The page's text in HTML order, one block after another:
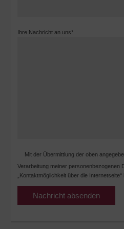
Ihre Nachricht an uns*
Mit der Übermittlung der oben
Verarbeitung meiner personenbezogenen
„Kontaktmöglichkeit über die Internetseite“